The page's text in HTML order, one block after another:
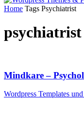
Home Tags Psychiatrist
psychiatrist
Mindkare –
Wordpress Templates